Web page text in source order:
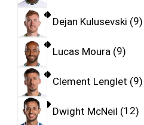
Dejan Kulusevski 9
Lucas Moura 9
Clement Lenglet 9
Dwight McNeil 12